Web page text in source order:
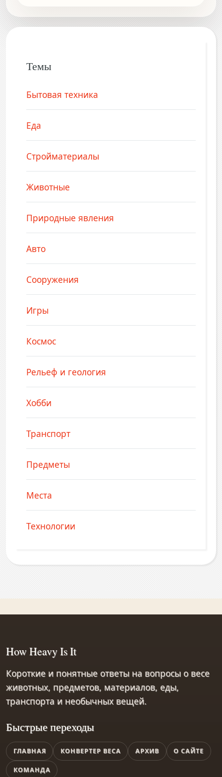
Темы
Бытовая техника
Еда
Стройматериалы
Животные
Природные явления
Авто
Сооружения
Игры
Космос
Рельеф и геология
Хобби
Транспорт
Предметы
Места
Технологии
Быстрые переходы
ГЛАВНАЯ КОНВЕРТЕР ВЕСА АРХИВ О САЙТЕ
КОМАНДА
How Heavy Is It
Короткие и понятные ответы на вопросы о весе
животных, предметов, материалов, еды,
транспорта и необычных вещей.